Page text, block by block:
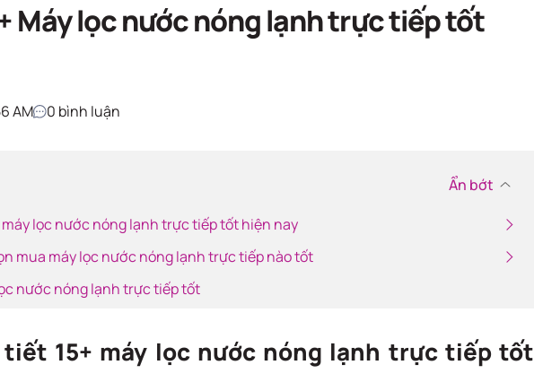
Máy lọc nước nóng lạnh trực tiếp tốt
AM 0 bình luận
Ẩn bớt
máy lọc nước nóng lạnh trực tiếp tốt hiện nay
mua máy lọc nước nóng lạnh trực tiếp nào tốt
nước nóng lạnh trực tiếp tốt
tiết 15+ máy lọc nước nóng lạnh trực tiếp tốt